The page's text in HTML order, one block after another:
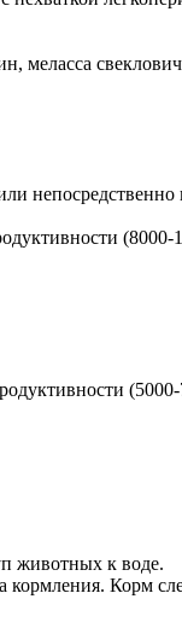
меласса
(8000-
животных к воде.
кормления. Корм